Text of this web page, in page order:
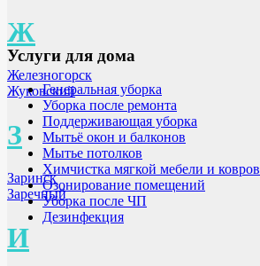
Ж
Железногорск
Жуковский
З
Заринск
Заречный
И
Услуги для дома
Генеральная уборка
Уборка после ремонта
Поддерживающая уборка
Мытьё окон и балконов
Мытье потолков
Химчистка мягкой мебели и ковров
Озонирование помещений
Уборка после ЧП
Дезинфекция